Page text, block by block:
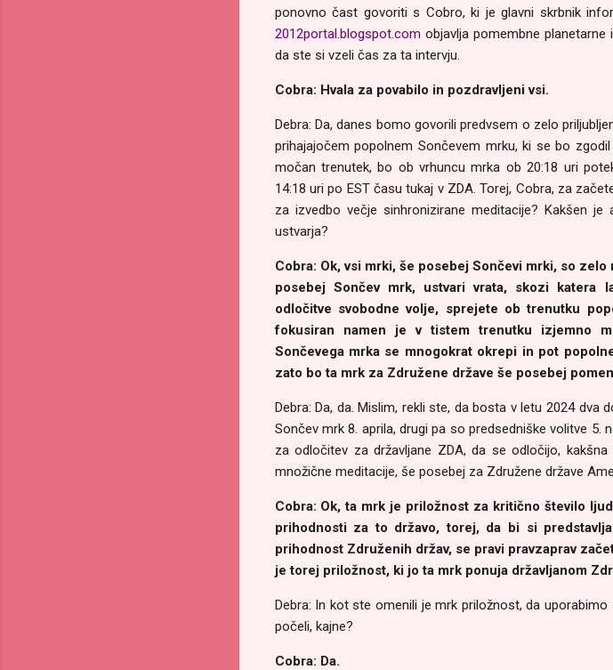
ponovno čast govoriti s Cobro, ki je glavni skrbnik
2012portal.blogspot.com objavlja pomembne
da ste si vzeli čas za ta intervju.
Cobra: Hvala za povabilo in pozdravljeni vsi.
Debra: Da, danes bomo govorili predvsem o zelo
prihajajočem popolnem Sončevem mrku, ki se bo
močan trenutek, bo ob vrhuncu mrka ob 20:18 uri
14:18 uri po EST času tukaj v ZDA. Torej, Cobra, za
za izvedbo večje sinhronizirane meditacije? Kakšen
ustvarja?
Cobra: Ok, vsi mrki, še posebej Sončevi mrki, so
posebej Sončev mrk, ustvari vrata, skozi katera
odločitve svobodne volje, sprejete ob trenutku
fokusiran namen je v tistem trenutku izjemno
Sončevega mrka se mnogokrat okrepi in pot
zato bo ta mrk za Združene države še posebej
Debra: Da, da. Mislim, rekli ste, da bosta v letu 2024 dva
Sončev mrk 8. aprila, drugi pa so predsedniške volitve
za odločitev za državljane ZDA, da se odločijo,
množične meditacije, še posebej za Združene države
Cobra: Ok, ta mrk je priložnost za kritično število
prihodnosti za to državo, torej, da bi si
prihodnost Združenih držav, se pravi pravzaprav
je torej priložnost, ki jo ta mrk ponuja državljanom
Debra: In kot ste omenili je mrk priložnost, da
počeli, kajne?
Cobra: Da.